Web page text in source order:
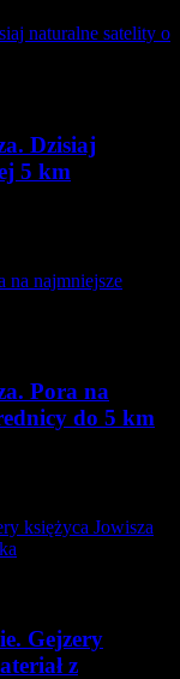
Dzisiaj
5 km
Pora na
do 5 km
Gejzery
z